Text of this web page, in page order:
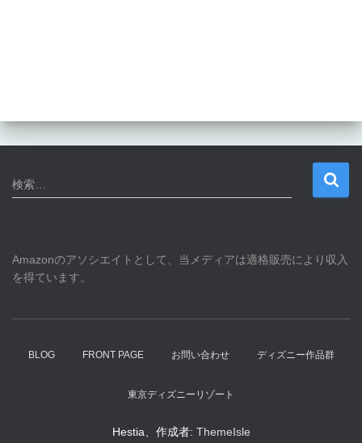
検
索
検索…
Amazonのアソシエイトとして、当メディアは適格販売により収入
を得ています。
BLOG FRONT PAGE お問い合わせ ディズニー作品群
東京ディズニーリゾート
Hestia、作成者: ThemeIsle